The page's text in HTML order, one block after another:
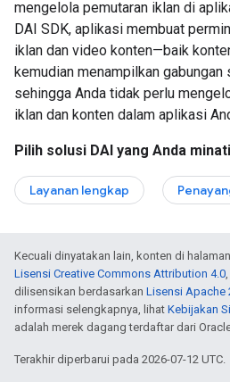
mengelola pemutaran iklan di
DAI SDK, aplikasi membuat
iklan dan video konten—baik
kemudian menampilkan
sehingga Anda tidak perlu
iklan dan konten dalam aplikasi
Pilih solusi DAI yang Anda minati
Layanan lengkap
Kecuali dinyatakan lain, konten di
Lisensi Creative Commons Attribution 4.0
dilisensikan berdasarkan Lisensi Apache
informasi selengkapnya, lihat Kebijakan
adalah merek dagang terdaftar dari
Terakhir diperbarui pada 2026-07-12 UTC.